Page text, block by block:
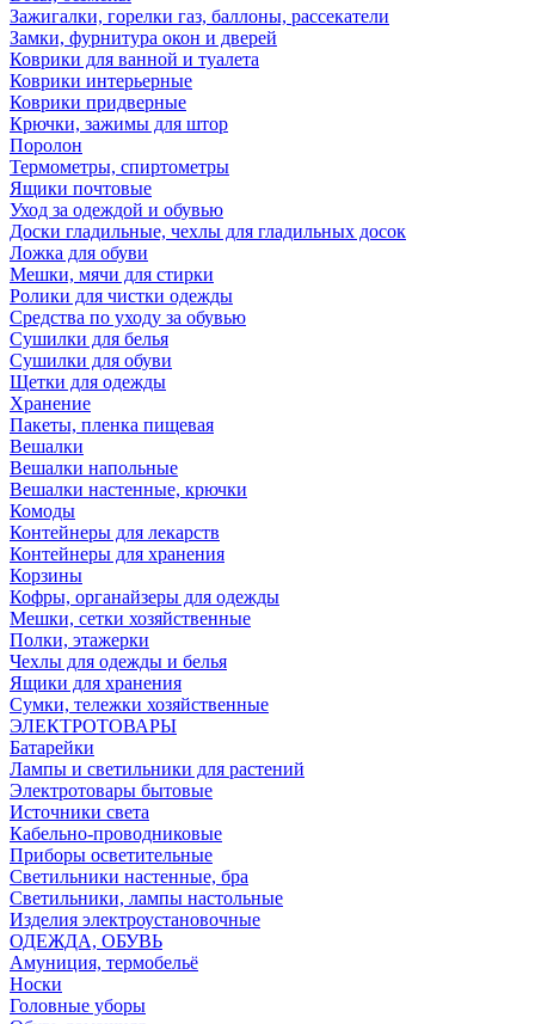
Зажигалки, горелки газ, баллоны, рассекатели
Замки, фурнитура окон и дверей
Коврики для ванной и туалета
Коврики интерьерные
Коврики придверные
Крючки, зажимы для штор
Поролон
Термометры, спиртометры
Ящики почтовые
Уход за одеждой и обувью
Доски гладильные, чехлы для гладильных досок
Ложка для обуви
Мешки, мячи для стирки
Ролики для чистки одежды
Средства по уходу за обувью
Сушилки для белья
Сушилки для обуви
Щетки для одежды
Хранение
Пакеты, пленка пищевая
Вешалки
Вешалки напольные
Вешалки настенные, крючки
Комоды
Контейнеры для лекарств
Контейнеры для хранения
Корзины
Кофры, органайзеры для одежды
Мешки, сетки хозяйственные
Полки, этажерки
Чехлы для одежды и белья
Ящики для хранения
Сумки, тележки хозяйственные
ЭЛЕКТРОТОВАРЫ
Батарейки
Лампы и светильники для растений
Электротовары бытовые
Источники света
Кабельно-проводниковые
Приборы осветительные
Светильники настенные, бра
Светильники, лампы настольные
Изделия электроустановочные
ОДЕЖДА, ОБУВЬ
Амуниция, термобельё
Носки
Головные уборы